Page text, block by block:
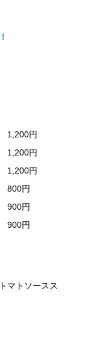
円
1,200円
円
円
円
円
マトソースス